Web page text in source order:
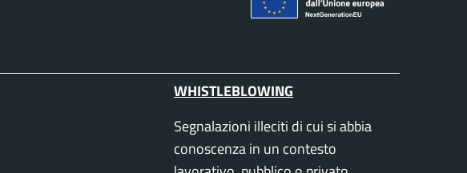
WHISTLEBLOWING
Segnalazioni illeciti di cui si abbia
conoscenza in un contesto